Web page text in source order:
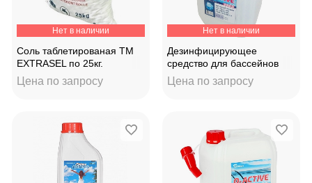
Нет в наличии
Соль таблетированая TM
EXTRASEL по 25кг.
Цена по запросу
Нет в наличии
Дезинфицирующее
средство для бассейнов
"O2 ACTIVE" 5л.
Цена по запросу